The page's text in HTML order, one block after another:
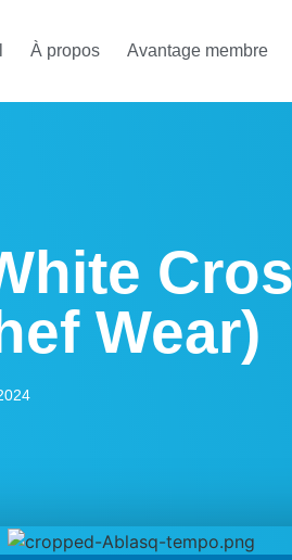
À propos Avantage membre
Wear)